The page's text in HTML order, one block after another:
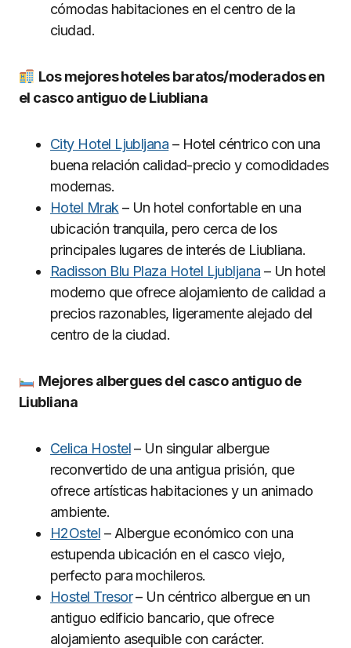
cómodas habitaciones en el centro de la
ciudad.
Los mejores hoteles baratos/moderados en
el casco antiguo de Liubliana
City Hotel Ljubljana – Hotel céntrico con una
buena relación calidad-precio y comodidades
modernas.
Hotel Mrak – Un hotel confortable en una
ubicación tranquila, pero cerca de los
principales lugares de interés de Liubliana.
Radisson Blu Plaza Hotel Ljubljana – Un hotel
moderno que ofrece alojamiento de calidad a
precios razonables, ligeramente alejado del
centro de la ciudad.
Mejores albergues del casco antiguo de
Liubliana
Celica Hostel– Un singular albergue
reconvertido de una antigua prisión, que
ofrece artísticas habitaciones y un animado
ambiente.
H2Ostel – Albergue económico con una
estupenda ubicación en el casco viejo,
perfecto para mochileros.
Hostel Tresor– Un céntrico albergue en un
antiguo edificio bancario, que ofrece
alojamiento asequible con carácter.